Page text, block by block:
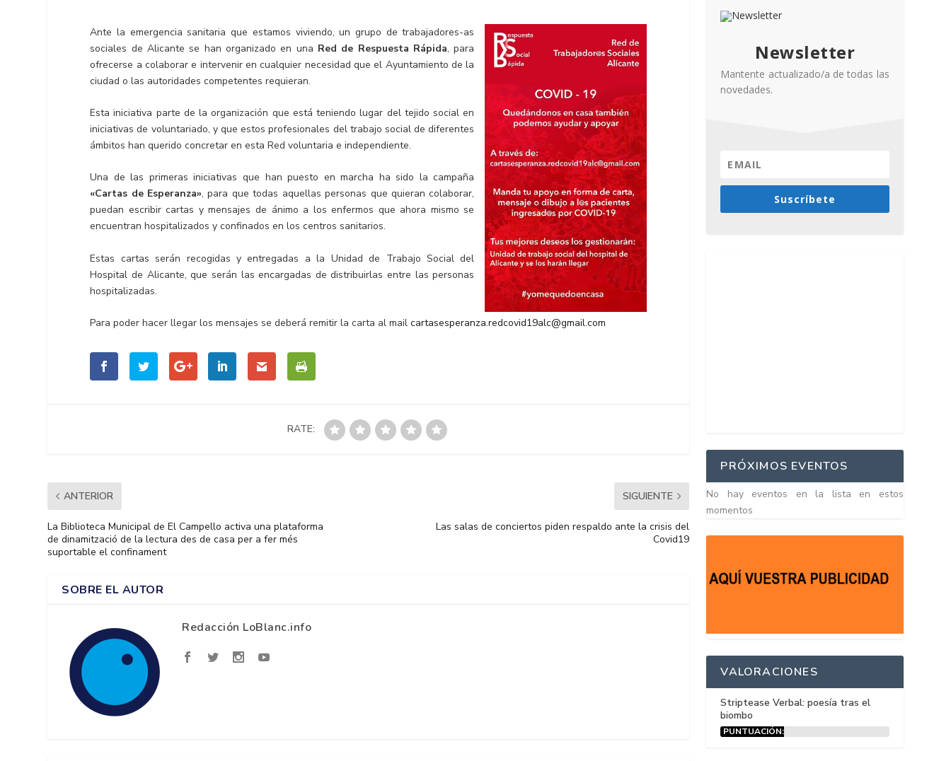
Ante la emergencia sanitaria que estamos viviendo, un grupo de trabajadores-as
sociales de Alicante se han organizado en una Red de Respuesta Rápida, para
ofrecerse a colaborar e intervenir en cualquier necesidad que el Ayuntamiento de la
ciudad o las autoridades competentes requieran.
Esta iniciativa parte de la organización que está teniendo lugar del tejido social en
iniciativas de voluntariado, y que estos profesionales del trabajo social de diferentes
ámbitos han querido concretar en esta Red voluntaria e independiente.
Una de las primeras iniciativas que han puesto en marcha ha sido la campaña
«Cartas de Esperanza», para que todas aquellas personas que quieran colaborar,
puedan escribir cartas y mensajes de ánimo a los enfermos que ahora mismo se
encuentran hospitalizados y confinados en los centros sanitarios.
Estas cartas serán recogidas y entregadas a la Unidad de Trabajo Social del
Hospital de Alicante, que serán las encargadas de distribuirlas entre las personas
hospitalizadas.
Para poder hacer llegar los mensajes se deberá remitir la carta al mailcartasesperanza.redcovid19alc@gmail.com
RATE:
ANTERIOR
La Biblioteca Municipal de El Campello activa una plataforma
de dinamització de la lectura des de casa per a fer més
suportable el confinament
SIGUIENTE
Las salas de conciertos piden respaldo ante la crisis del
Covid19
SOBRE EL AUTOR
Redacción LoBlanc.info
Newsletter
Mantente actualizado/a de todas las
novedades.
Suscríbete
PRÓXIMOS EVENTOS
No hay eventos en la lista en estos
momentos
VALORACIONES
Striptease Verbal: poesía tras el
biombo
PUNTUACIÓN: